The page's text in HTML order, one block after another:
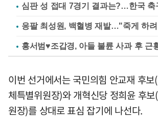
심판 성 접대 7경기 결과는?…한국 축
응팔 최성원, 백혈병 재발…"죽게 하
홍서범♥조갑경, 아들 불륜 사과 후 근
이번 선거에서는 국민의힘 안교재 후
체특별위원장)와 개혁신당 정희윤 후
원장)를 상대로 표심 잡기에 나선다.